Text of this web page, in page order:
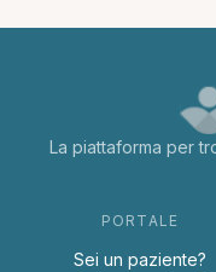
La piattaforma per
PORTALE
Sei un paziente?